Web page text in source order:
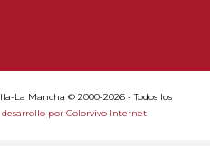
La Mancha © 2000-2026 - Todos los
desarrollo por Colorvivo Internet